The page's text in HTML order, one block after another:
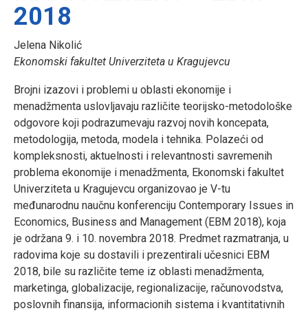
2018
Jelena Nikolić
Ekonomski fakultet Univerziteta u Kragujevcu
Brojni izazovi i problemi u oblasti ekonomije i
menadžmenta uslovljavaju različite teorijsko-metodološke
odgovore koji podrazumevaju razvoj novih koncepata,
metodologija, metoda, modela i tehnika. Polazeći od
kompleksnosti, aktuelnosti i relevantnosti savremenih
problema ekonomije i menadžmenta, Ekonomski fakultet
Univerziteta u Kragujevcu organizovao je V-tu
međunarodnu naučnu konferenciju Contemporary Issues in
Economics, Business and Management (EBM 2018), koja
je održana 9. i 10. novembra 2018. Predmet razmatranja, u
radovima koje su dostavili i prezentirali učesnici EBM
2018, bile su različite teme iz oblasti menadžmenta,
marketinga, globalizacije, regionalizacije, računovodstva,
poslovnih finansija, informacionih sistema i kvantitativnih